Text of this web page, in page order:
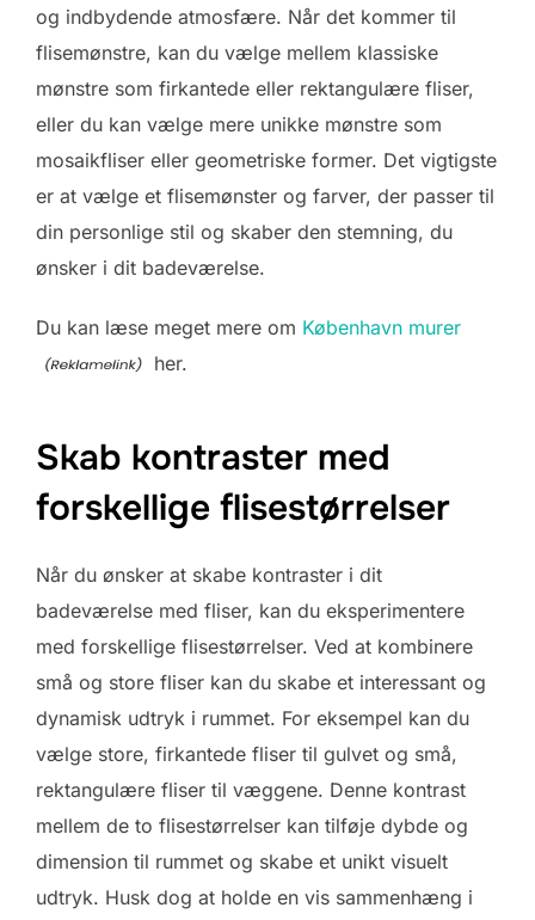
og indbydende atmosfære. Når det kommer til
flisemønstre, kan du vælge mellem klassiske
mønstre som firkantede eller rektangulære fliser,
eller du kan vælge mere unikke mønstre som
mosaikfliser eller geometriske former. Det vigtigste
er at vælge et flisemønster og farver, der passer til
din personlige stil og skaber den stemning, du
ønsker i dit badeværelse.
Du kan læse meget mere om København murer
her.
Skab kontraster med
forskellige flisestørrelser
Når du ønsker at skabe kontraster i dit
badeværelse med fliser, kan du eksperimentere
med forskellige flisestørrelser. Ved at kombinere
små og store fliser kan du skabe et interessant og
dynamisk udtryk i rummet. For eksempel kan du
vælge store, firkantede fliser til gulvet og små,
rektangulære fliser til væggene. Denne kontrast
mellem de to flisestørrelser kan tilføje dybde og
dimension til rummet og skabe et unikt visuelt
udtryk. Husk dog at holde en vis sammenhæng i